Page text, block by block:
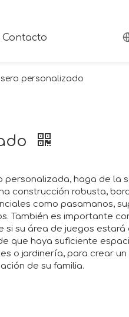
Contacto
personalizado
haga de la
construcción robusta,
como pasamanos,
También es importante
su área de juegos estará
que haya suficiente
o jardinería, para crear
de su familia.